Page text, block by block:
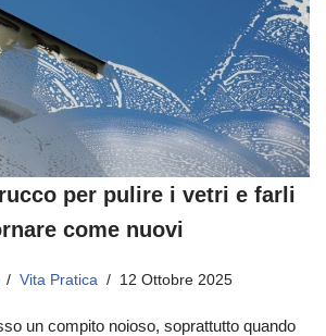
per pulire i vetri e farli
come nuovi
Vita Pratica 12 Ottobre 2025
un compito noioso, soprattutto quando